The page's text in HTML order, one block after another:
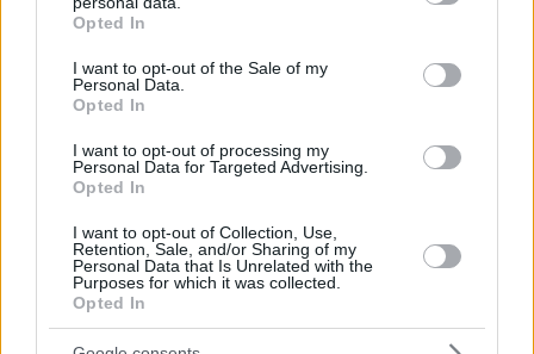
grant or deny consent to Google and its third-party tags to
use your data for below specified purposes in below Google
consent section.
Opted In
I want to opt-out of the Sale of my
Personal Data.
Opted In
I want to opt-out of processing my
Personal Data for Targeted Advertising.
Opted In
I want to opt-out of Collection, Use,
Retention, Sale, and/or Sharing of my
Personal Data that Is Unrelated with the
Purposes for which it was collected.
Opted In